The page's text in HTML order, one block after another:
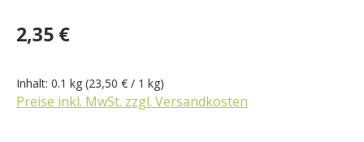
Regulärer Preis:
2,35 €
Inhalt: 0.1 kg (23,50 € / 1 kg)
Preise inkl. MwSt. zzgl. Versandkosten